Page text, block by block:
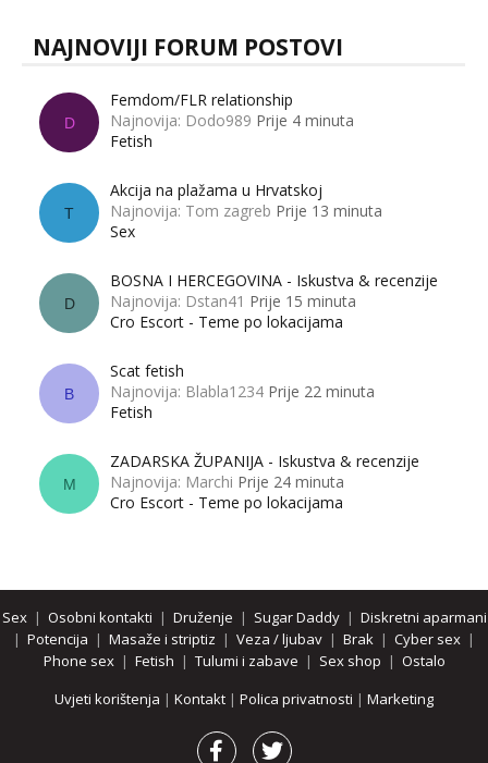
NAJNOVIJI FORUM POSTOVI
D
Femdom/FLR relationship
Najnovija: Dodo989 Prije 4 minuta
Fetish
T
Akcija na plažama u Hrvatskoj
Najnovija: Tom zagreb Prije 13 minuta
Sex
D
BOSNA I HERCEGOVINA - Iskustva & recenzije
Najnovija: Dstan41 Prije 15 minuta
Cro Escort - Teme po lokacijama
B
Scat fetish
Najnovija: Blabla1234 Prije 22 minuta
Fetish
M
ZADARSKA ŽUPANIJA - Iskustva & recenzije
Najnovija: Marchi Prije 24 minuta
Cro Escort - Teme po lokacijama
Sex| Osobni kontakti | Druženje | Sugar Daddy| Diskretni aparmani
| Potencija | Masaže i striptiz | Veza / ljubav | Brak | Cyber sex |
Phone sex| Fetish | Tulumi i zabave | Sex shop | Ostalo
Uvjeti korištenja | Kontakt | Polica privatnosti | Marketing